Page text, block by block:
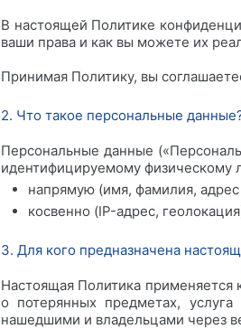
В настоящей Политике
ваши права и как вы можете их
Принимая Политику, вы
2. Что такое персональные
Персональные данные
идентифицируемому физическому
напрямую (имя, фамилия,
косвенно (IP-адрес,
3. Для кого предназначена
Настоящая Политика применяется
о потерянных предметах,
нашедшими и владельцами через